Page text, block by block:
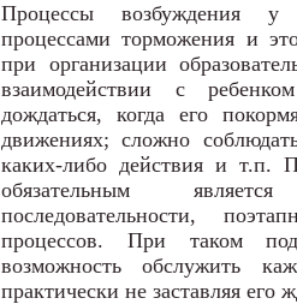
Процессы возбуждения
процессами торможения и
при организации
взаимодействии с
дождаться, когда его
движениях; сложно
каких-либо действия и т.п.
обязательным
последовательности,
процессов. При таком
возможность обслужить
практически не заставляя его